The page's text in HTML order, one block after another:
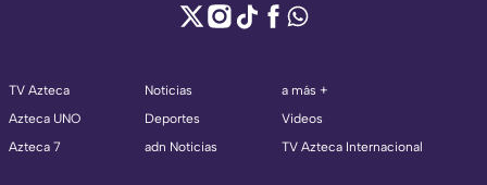
TV Azteca
Azteca UNO
Azteca 7
Noticias
Deportes
adn Noticias
a más +
Videos
TV Azteca Internacional